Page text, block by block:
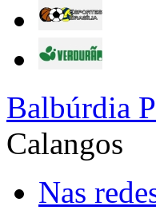
Balbúrdia
Calangos
Nas